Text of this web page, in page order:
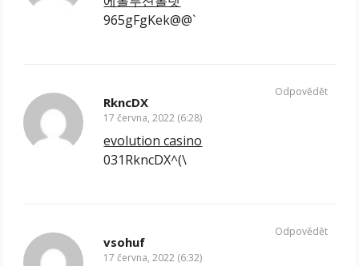
965gFgKek@@`
RkncDX
17 června, 2022 (6:28)
evolution casino
031RkncDX^(\
Odpovědět
vsohuf
17 června, 2022 (6:32)
Odpovědět